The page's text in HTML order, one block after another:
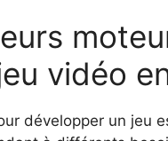
vidéo
développer un jeu